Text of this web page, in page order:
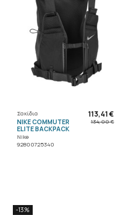
Σακίδια
NIKE COMMUTER
ELITE BACKPACK
Nike
92800725340
113,41 €
134,00 €
-13%